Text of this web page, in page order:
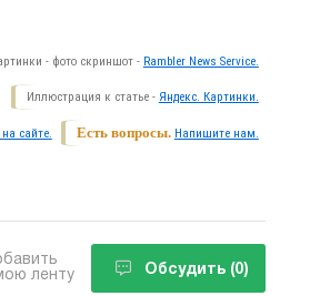
- фото скриншот - Rambler News Service.
Иллюстрация к статье - Яндекс. Картинки.
Есть вопросы. Напишите нам.
сайте.
ленту
Обсудить (0)